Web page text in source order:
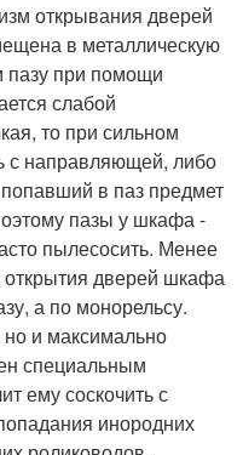
открывания дверей
в металлическую
пазу при помощи
слабой
то при сильном
с направляющей, либо
в паз предмет
пазы у шкафа -
пылесосить. Менее
открытия дверей шкафа
а по монорельсу.
и максимально
специальным
ему соскочить с
инородних